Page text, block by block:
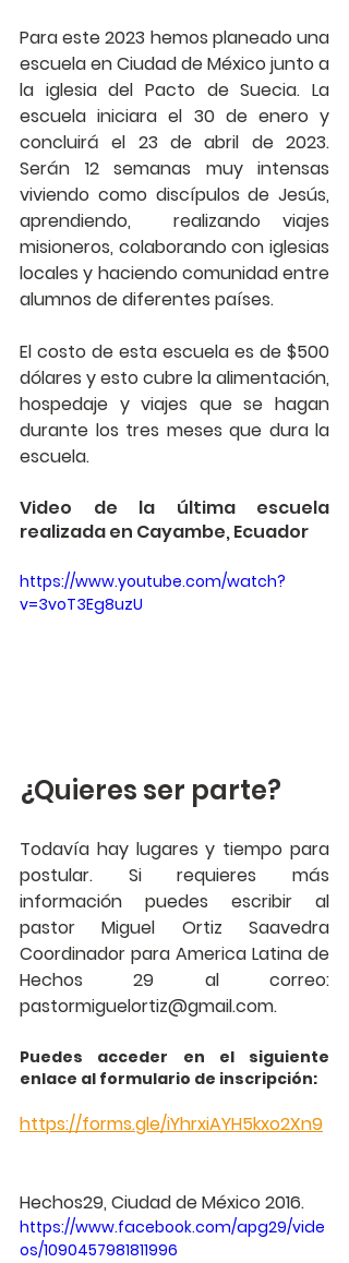
Para este 2023 hemos planeado una
escuela en Ciudad de México junto a
la iglesia del Pacto de Suecia. La
escuela iniciara el 30 de enero y
concluirá el 23 de abril de 2023.
Serán 12 semanas muy intensas
viviendo como discípulos de Jesús,
aprendiendo,  realizando viajes
misioneros, colaborando con iglesias
locales y haciendo comunidad entre
alumnos de diferentes países.
El costo de esta escuela es de $500
dólares y esto cubre la alimentación,
hospedaje y viajes que se hagan
durante los tres meses que dura la
escuela.
Video de la última escuela
realizada en Cayambe, Ecuador
https://www.youtube.com/watch?
v=3voT3Eg8uzU
¿Quieres ser parte?
Todavía hay lugares y tiempo para
postular. Si requieres más
información puedes escribir al
pastor Miguel Ortiz Saavedra
Coordinador para America Latina de
Hechos 29 al correo:
pastormiguelortiz@gmail.com.
Puedes acceder en el siguiente
enlace al formulario de inscripción:
https://forms.gle/iYhrxiAYH5kxo2Xn9
Hechos29, Ciudad de México 2016.
https://www.facebook.com/apg29/vide
os/1090457981811996